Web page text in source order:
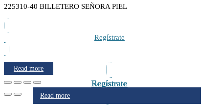
Regístrate
Regístrate
Read more
Regístrate
Regístrate
Read more
Regístrate
Regístrate
Read more
Regístrate
Regístrate
Read more
225310-40 BILLETERO SEÑORA PIEL
Regístrate
Read more